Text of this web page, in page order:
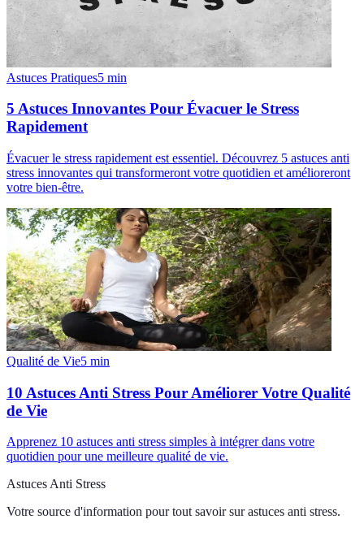
Astuces Pratiques5 min
5 Astuces Innovantes Pour Évacuer le Stress
Rapidement
Évacuer le stress rapidement est essentiel. Découvrez 5 astuces anti
stress innovantes qui transformeront votre quotidien et amélioreront
votre bien-être.
Qualité de Vie5 min
10 Astuces Anti Stress Pour Améliorer Votre Qualité
de Vie
Apprenez 10 astuces anti stress simples à intégrer dans votre
quotidien pour une meilleure qualité de vie.
Astuces Anti Stress
Votre source d'information pour tout savoir sur astuces anti stress.